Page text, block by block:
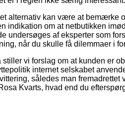
alternativ kan være at bemærke
indikation om at netbutikken
undersøges af eksperter som
når du skulle få dilemmaer i
stiller vi forslag om at kunden er
internet selskabet
således man
Kvarts, hvad end du